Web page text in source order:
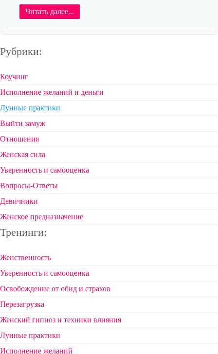
Читать далее...
Рубрики:
Коучинг
Исполнение желаний и деньги
Лунные практики
Выйти замуж
Отношения
Женская сила
Уверенность и самооценка
Вопросы-Ответы
Девичники
Женское предназначение
Тренинги:
Женственность
Уверенность и самооценка
Освобождение от обид и страхов
Перезагрузка
Женский гипноз и техники влияния
Лунные практики
Исполнение желаний